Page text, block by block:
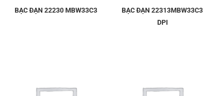
BẠC ĐẠN 22230 MBW33C3
BẠC ĐẠN 22313MBW33C3
DPI